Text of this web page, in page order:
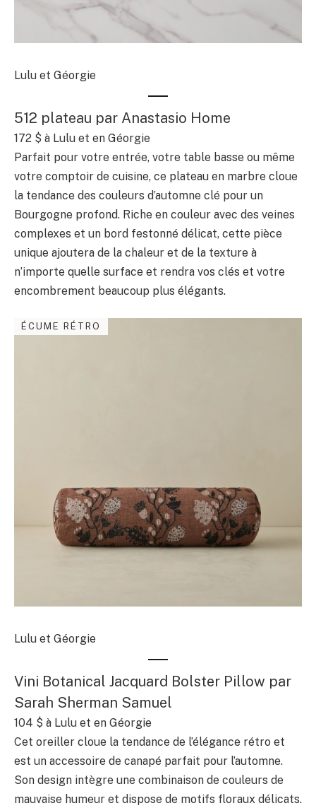
Lulu et Géorgie
512 plateau par Anastasio Home
172 $ à Lulu et en Géorgie
Parfait pour votre entrée, votre table basse ou même
votre comptoir de cuisine, ce plateau en marbre cloue
la tendance des couleurs d’automne clé pour un
Bourgogne profond. Riche en couleur avec des veines
complexes et un bord festonné délicat, cette pièce
unique ajoutera de la chaleur et de la texture à
n’importe quelle surface et rendra vos clés et votre
encombrement beaucoup plus élégants.
ÉCUME RÉTRO
Lulu et Géorgie
Vini Botanical Jacquard Bolster Pillow par
Sarah Sherman Samuel
104 $ à Lulu et en Géorgie
Cet oreiller cloue la tendance de l’élégance rétro et
est un accessoire de canapé parfait pour l’automne.
Son design intègre une combinaison de couleurs de
mauvaise humeur et dispose de motifs floraux délicats.